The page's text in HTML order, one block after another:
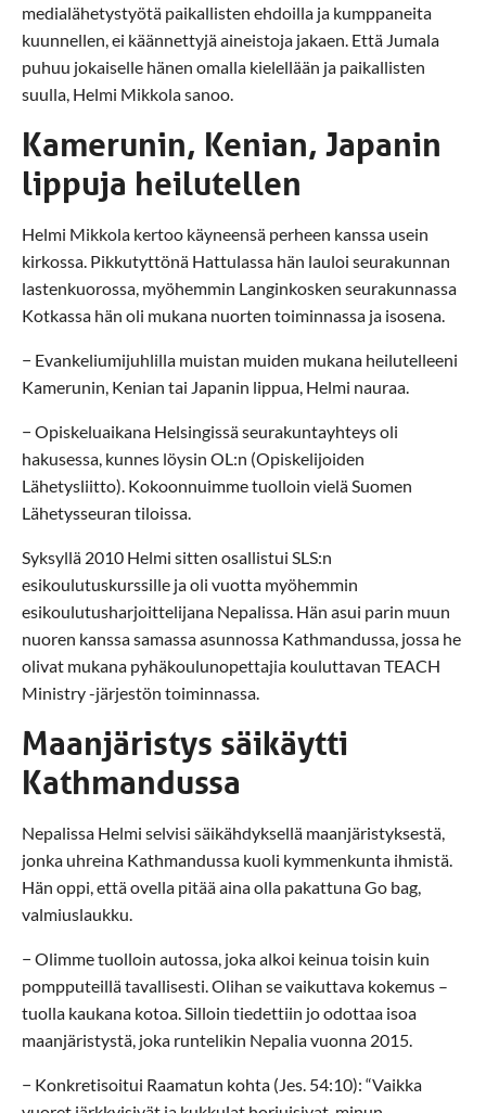
medialähetystyötä paikallisten ehdoilla ja kumppaneita
kuunnellen, ei käännettyjä aineistoja jakaen. Että Jumala
puhuu jokaiselle hänen omalla kielellään ja paikallisten
suulla, Helmi Mikkola sanoo.
Kamerunin, Kenian, Japanin
lippuja heilutellen
Helmi Mikkola kertoo käyneensä perheen kanssa usein
kirkossa. Pikkutyttönä Hattulassa hän lauloi seurakunnan
lastenkuorossa, myöhemmin Langinkosken seurakunnassa
Kotkassa hän oli mukana nuorten toiminnassa ja isosena.
− Evankeliumijuhlilla muistan muiden mukana heilutelleeni
Kamerunin, Kenian tai Japanin lippua, Helmi nauraa.
− Opiskeluaikana Helsingissä seurakuntayhteys oli
hakusessa, kunnes löysin OL:n (Opiskelijoiden
Lähetysliitto). Kokoonnuimme tuolloin vielä Suomen
Lähetysseuran tiloissa.
Syksyllä 2010 Helmi sitten osallistui SLS:n
esikoulutuskurssille ja oli vuotta myöhemmin
esikoulutusharjoittelijana Nepalissa. Hän asui parin muun
nuoren kanssa samassa asunnossa Kathmandussa, jossa he
olivat mukana pyhäkoulunopettajia kouluttavan TEACH
Ministry -järjestön toiminnassa.
Maanjäristys säikäytti
Kathmandussa
Nepalissa Helmi selvisi säikähdyksellä maanjäristyksestä,
jonka uhreina Kathmandussa kuoli kymmenkunta ihmistä.
Hän oppi, että ovella pitää aina olla pakattuna Go bag,
valmiuslaukku.
− Olimme tuolloin autossa, joka alkoi keinua toisin kuin
pompputeillä tavallisesti. Olihan se vaikuttava kokemus –
tuolla kaukana kotoa. Silloin tiedettiin jo odottaa isoa
maanjäristystä, joka runtelikin Nepalia vuonna 2015.
− Konkretisoitui Raamatun kohta (Jes. 54:10): “Vaikka